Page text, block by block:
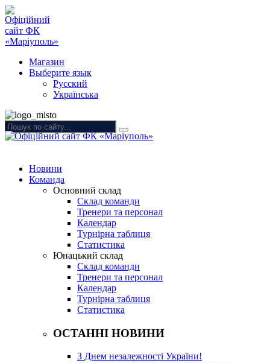
Магазин
Выберите язык
Русский
Українська
Новини
Команда
Основний склад
Склад команди
Тренери та персонал
Календар
Турнірна таблиця
Статистика
Юнацький склад
Склад команди
Тренери та персонал
Календар
Турнірна таблиця
Статистика
ОСТАННІ НОВИНИ
З Днем незалежності України!